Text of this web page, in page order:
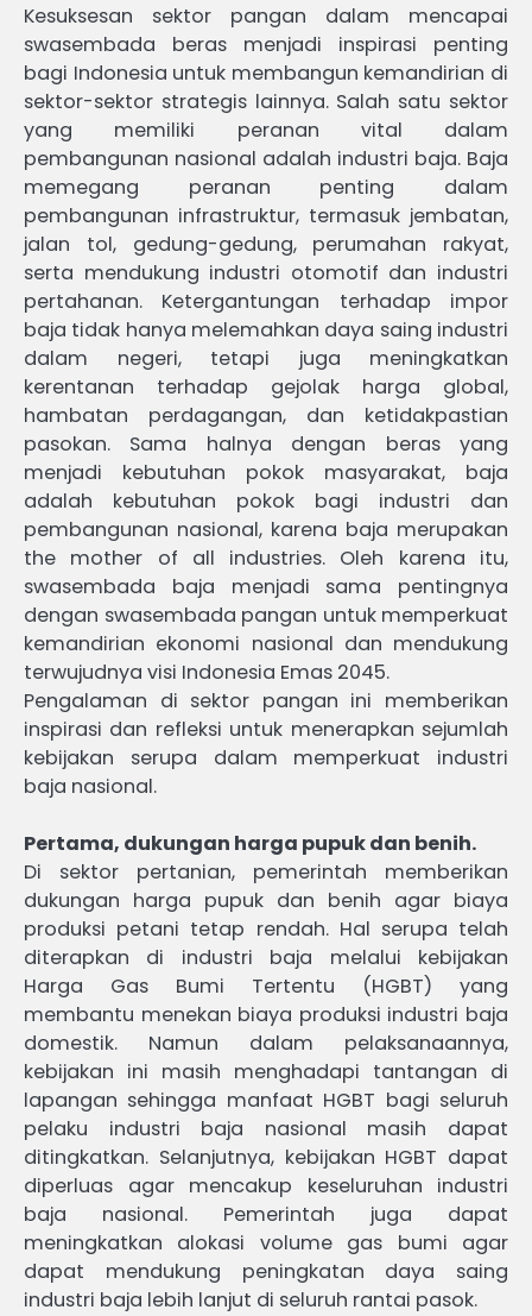
Kesuksesan sektor pangan dalam mencapai
swasembada beras menjadi inspirasi penting
bagi Indonesia untuk membangun kemandirian di
sektor-sektor strategis lainnya. Salah satu sektor
yang memiliki peranan vital dalam
pembangunan nasional adalah industri baja. Baja
memegang peranan penting dalam
pembangunan infrastruktur, termasuk jembatan,
jalan tol, gedung-gedung, perumahan rakyat,
serta mendukung industri otomotif dan industri
pertahanan. Ketergantungan terhadap impor
baja tidak hanya melemahkan daya saing industri
dalam negeri, tetapi juga meningkatkan
kerentanan terhadap gejolak harga global,
hambatan perdagangan, dan ketidakpastian
pasokan. Sama halnya dengan beras yang
menjadi kebutuhan pokok masyarakat, baja
adalah kebutuhan pokok bagi industri dan
pembangunan nasional, karena baja merupakan
the mother of all industries. Oleh karena itu,
swasembada baja menjadi sama pentingnya
dengan swasembada pangan untuk memperkuat
kemandirian ekonomi nasional dan mendukung
terwujudnya visi Indonesia Emas 2045.
Pengalaman di sektor pangan ini memberikan
inspirasi dan refleksi untuk menerapkan sejumlah
kebijakan serupa dalam memperkuat industri
baja nasional.
Pertama, dukungan harga pupuk dan benih.
Di sektor pertanian, pemerintah memberikan
dukungan harga pupuk dan benih agar biaya
produksi petani tetap rendah. Hal serupa telah
diterapkan di industri baja melalui kebijakan
Harga Gas Bumi Tertentu (HGBT) yang
membantu menekan biaya produksi industri baja
domestik. Namun dalam pelaksanaannya,
kebijakan ini masih menghadapi tantangan di
lapangan sehingga manfaat HGBT bagi seluruh
pelaku industri baja nasional masih dapat
ditingkatkan. Selanjutnya, kebijakan HGBT dapat
diperluas agar mencakup keseluruhan industri
baja nasional. Pemerintah juga dapat
meningkatkan alokasi volume gas bumi agar
dapat mendukung peningkatan daya saing
industri baja lebih lanjut di seluruh rantai pasok.